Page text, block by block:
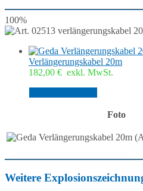
100%
Verlängerungskabel 20m
182,00 € exkl. MwSt.
Foto
Weitere